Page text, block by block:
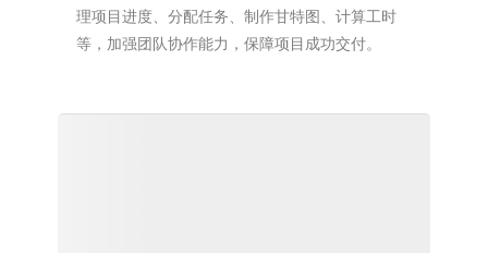
理项目进度、分配任务、制作甘特图、计算工时
等，加强团队协作能力，保障项目成功交付。